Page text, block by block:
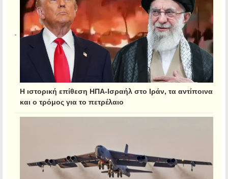
Η ιστορική επίθεση ΗΠΑ-Ισραήλ στο Ιράν, τα αντίποινα
και ο τρόμος για το πετρέλαιο